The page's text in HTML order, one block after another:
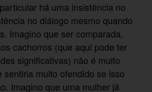
há uma insistência no
no diálogo mesmo quando
Imagino que ser comparada,
cachorros (que aqui pode ter
significativas) não é muito
sentiria muito ofendido se isso
Imagino que uma mulher já